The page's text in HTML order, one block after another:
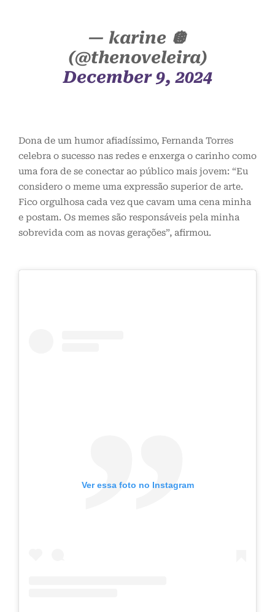
— karine 🪩
(@thenoveleira)
December 9, 2024
Dona de um humor afiadíssimo, Fernanda Torres
celebra o sucesso nas redes e enxerga o carinho como
uma fora de se conectar ao público mais jovem: “Eu
considero o meme uma expressão superior de arte.
Fico orgulhosa cada vez que cavam uma cena minha
e postam. Os memes são responsáveis ​​pela minha
sobrevida com as novas gerações”, afirmou.
Ver essa foto no Instagram